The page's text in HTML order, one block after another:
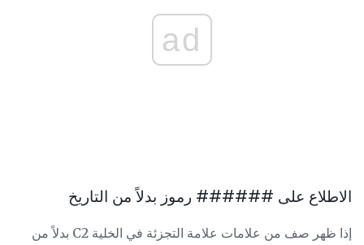
ad
الاطلاع على ###### رموز بدلاً من التاريخ
إذا ظهر صف من علامات علامة التجزئة في الخلية C2 بدلاً من